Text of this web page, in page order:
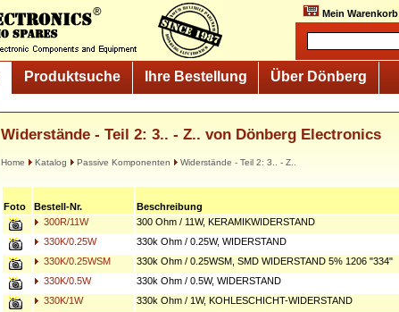
Mein Warenkorb
Produktsuche Ihre Bestellung Über Dönberg
Widerstände - Teil 2: 3.. - Z.. von Dönberg Electronics
Home Katalog Passive Komponenten Widerstände - Teil 2: 3.. - Z..
Foto Bestell-Nr. Beschreibung
300R/11W
300 Ohm / 11W, KERAMIKWIDERSTAND
330K/0.25W
330k Ohm / 0.25W, WIDERSTAND
330K/0.25WSM
330k Ohm / 0.25WSM, SMD WIDERSTAND 5% 1206 "334"
330K/0.5W
330k Ohm / 0.5W, WIDERSTAND
330K/1W
330k Ohm / 1W, KOHLESCHICHT-WIDERSTAND